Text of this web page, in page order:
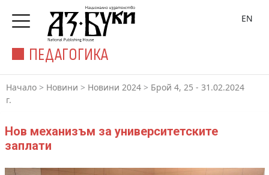
ПЕДАГОГИКА
EN
Начало > Новини > Новини 2024 > Брой 4, 25 - 31.02.2024
г.
Нов механизъм за университетските
заплати